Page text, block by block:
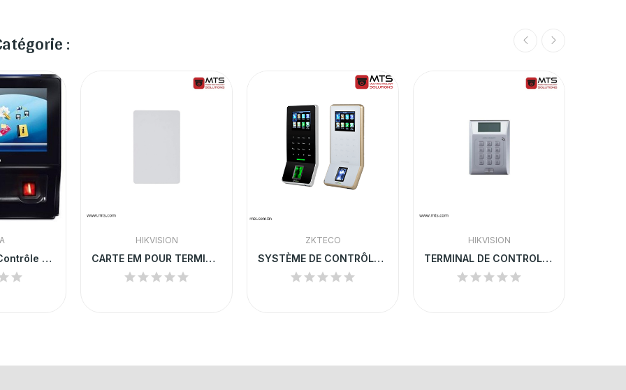
:
SIGMA Multi - Contrôle d'Accès Biométrique...
HIKVISION
CARTE EM POUR TERMINAL DE CONTROLE D'ACCES...
ZKTECO
SYSTÈME DE CONTRÔLE D'ACCÈS ZKTeco F22 |...
HIKVISION
TERMINAL DE CONTROLE D'ACCES HIKVISION DS-K1T802E